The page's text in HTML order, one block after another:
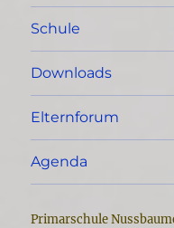
Schule
Downloads
Elternforum
Agenda
Primarschule